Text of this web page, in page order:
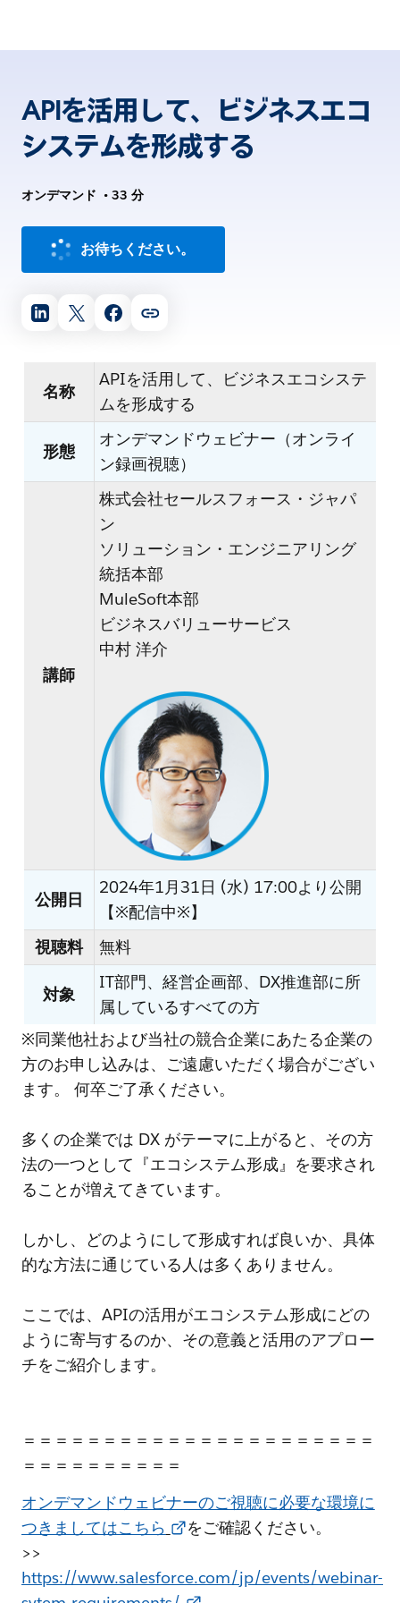
APIを活用して、ビジネスエコ
システムを形成する
オンデマンド • 33 分
お待ちください。
名称
APIを活用して、ビジネスエコシステ
ムを形成する
形態
オンデマンドウェビナー（オンライ
ン録画視聴）
講師
株式会社セールスフォース・ジャパ
ン
ソリューション・エンジニアリング
統括本部
MuleSoft本部
ビジネスバリューサービス
中村 洋介
公開日
2024年1月31日 (水) 17:00より公開
【※配信中※】
視聴料
無料
対象
IT部門、経営企画部、DX推進部に所
属しているすべての方
※同業他社および当社の競合企業にあたる企業の
方のお申し込みは、ご遠慮いただく場合がござい
ます。 何卒ご了承ください。
多くの企業では DX がテーマに上がると、その方
法の一つとして『エコシステム形成』を要求され
ることが増えてきています。
しかし、どのようにして形成すれば良いか、具体
的な方法に通じている人は多くありません。
ここでは、APIの活用がエコシステム形成にどの
ように寄与するのか、その意義と活用のアプロー
チをご紹介します。
＝＝＝＝＝＝＝＝＝＝＝＝＝＝＝＝＝＝＝＝＝＝
＝＝＝＝＝＝＝＝＝＝
オンデマンドウェビナーのご視聴に必要な環境に
つきましてはこちら
をご確認ください。
>>
https://www.salesforce.com/jp/events/webinar-